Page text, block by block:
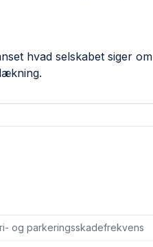
hvad selskabet siger om
og parkerings­skadefrekvens